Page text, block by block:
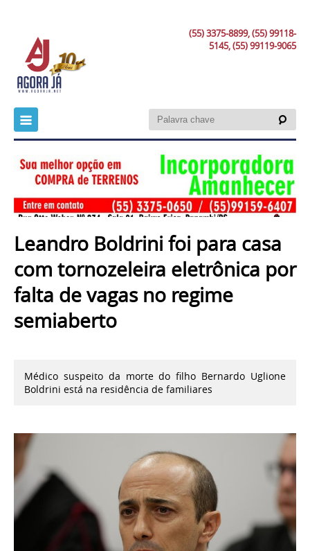
(55) 3375-8899, (55) 99118-
5145, (55) 99119-9065
Leandro Boldrini foi para casa
com tornozeleira eletrônica por
falta de vagas no regime
semiaberto
Médico suspeito da morte do filho Bernardo Uglione
Boldrini está na residência de familiares